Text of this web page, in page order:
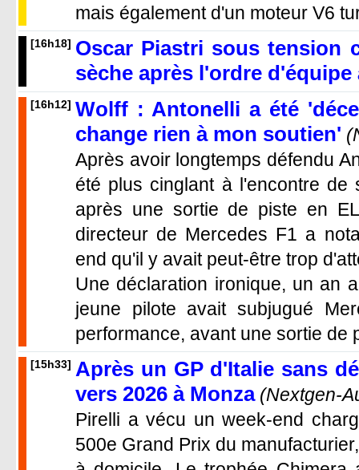
mais également d'un moteur V6
[16h18] Oscar Piastri sous tension
sèche après l'ordre d'équipe
[16h12] Wolff : Antonelli a été
change rien à mon soutien'
Après avoir longtemps défendu
été plus cinglant à l'encontre de
après une sortie de piste en
directeur de Mercedes F1 a
end qu'il y avait peut-être trop
Une déclaration ironique, un an
jeune pilote avait subjugué
performance, avant une sortie de
[15h33] Après un GP d'Italie sans
vers 2026 à Monza (Nextgen-
Pirelli a vécu un week-end
500e Grand Prix du